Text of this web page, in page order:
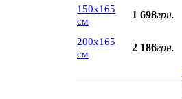
150х165
см
1 698грн.
200х165
см
2 186грн.